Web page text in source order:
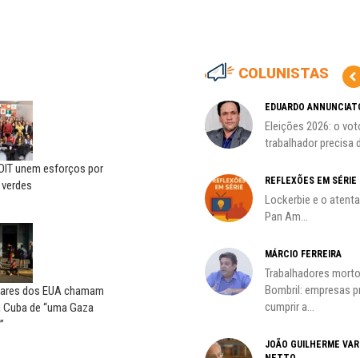
unem esforços por
dos EUA chamam
de “uma Gaza
COLUNISTAS
é
A geopolítica nas eleições de
EDUARDO
Eleições 2026: o
trabalhador precisa
REFLEXÕES EM SÉRIE
Lockerbie e o
Pan Am...
MÁRCIO FERREIRA
Trabalhadores
Bombril: empresas
cumprir a...
JOÃO GUILHERME